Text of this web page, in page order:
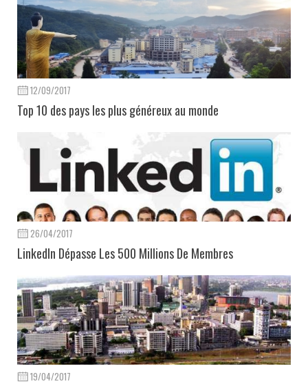
12/09/2017
Top 10 des pays les plus généreux au monde
26/04/2017
LinkedIn Dépasse Les 500 Millions De Membres
19/04/2017